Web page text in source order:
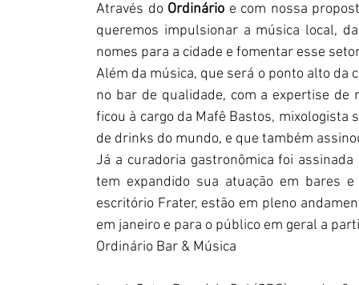
Através do Ordinário e com nossa
queremos impulsionar a música local,
nomes para a cidade e fomentar esse
Além da música, que será o ponto alto da
no bar de qualidade, com a expertise
ficou à cargo da Mafê Bastos,
de drinks do mundo, e que também
Já a curadoria gastronômica foi
tem expandido sua atuação em bares
escritório Frater, estão em pleno
em janeiro e para o público em geral a
Ordinário Bar & Música